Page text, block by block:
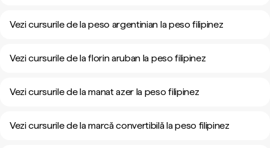
Vezi cursurile de la peso argentinian la peso filipinez
Vezi cursurile de la florin aruban la peso filipinez
Vezi cursurile de la manat azer la peso filipinez
Vezi cursurile de la marcă convertibilă la peso filipinez